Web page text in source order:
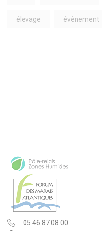
élevage évènement
05 46 87 08 00